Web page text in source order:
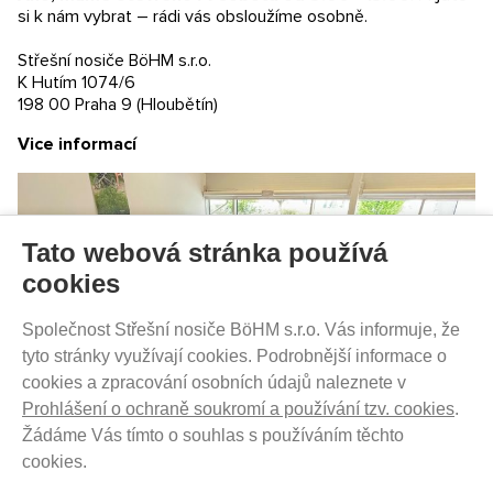
Obchodní podmínky
Kontakty
Ochrana soukromí
SLEDUJTE NÁS NA SOCIÁLNÍCH SÍTÍCH
PRODEJ NA SPLÁTKY
Tato webová stránka používá
cookies
Společnost Střešní nosiče BöHM s.r.o. Vás informuje, že
tyto stránky využívají cookies. Podrobnější informace o
cookies a zpracování osobních údajů naleznete v
Prohlášení o ochraně soukromí a používání tzv. cookies.
Žádáme Vás tímto o souhlas s používáním těchto
cookies.
si k nám vybrat – rádi vás obsloužíme osobně.
Střešní nosiče BöHM s.r.o.
K Hutím 1074/6
198 00 Praha 9 (Hloubětín)
Vice informací